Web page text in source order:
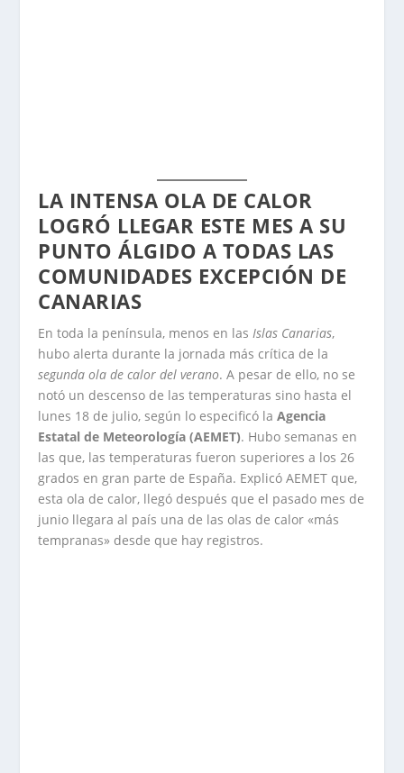
LA INTENSA OLA DE CALOR
LOGRÓ LLEGAR ESTE MES A SU
PUNTO ÁLGIDO A TODAS LAS
COMUNIDADES EXCEPCIÓN DE
CANARIAS
En toda la península, menos en lasIslas Canarias,
hubo alerta durante la jornada más crítica de la
segunda ola de calor del verano. A pesar de ello, no se
notó un descenso de las temperaturas sino hasta el
lunes 18 de julio, según lo especificó laAgencia
Estatal de Meteorología (AEMET). Hubo semanas en
las que, las temperaturas fueron superiores a los 26
grados en gran parte de España. Explicó AEMET que,
esta ola de calor, llegó después que el pasado mes de
junio llegara al país una de las olas de calor «más
tempranas» desde que hay registros.